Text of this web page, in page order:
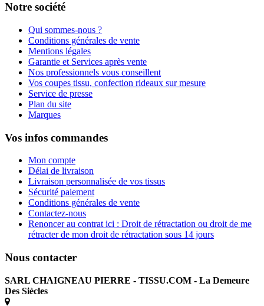
Notre société
Qui sommes-nous ?
Conditions générales de vente
Mentions légales
Garantie et Services après vente
Nos professionnels vous conseillent
Vos coupes tissu, confection rideaux sur mesure
Service de presse
Plan du site
Marques
Vos infos commandes
Mon compte
Délai de livraison
Livraison personnalisée de vos tissus
Sécurité paiement
Conditions générales de vente
Contactez-nous
Renoncer au contrat ici : Droit de rétractation ou droit de me
rétracter de mon droit de rétractation sous 14 jours
Nous contacter
SARL CHAIGNEAU PIERRE - TISSU.COM - La Demeure
Des Siècles